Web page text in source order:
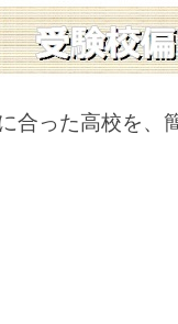
合った高校を、